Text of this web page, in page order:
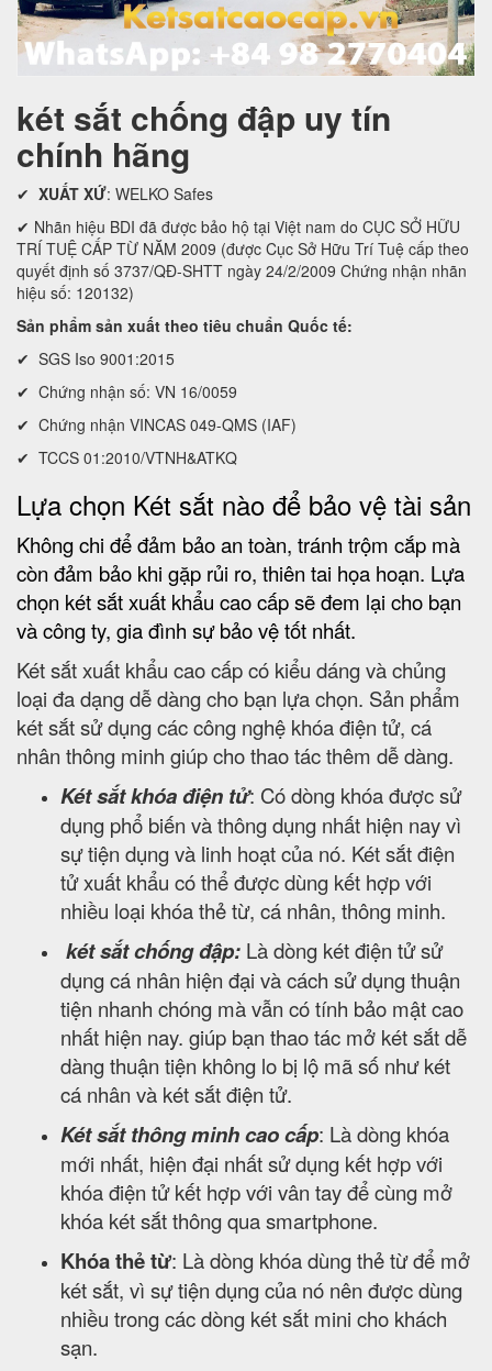
két sắt chống đập uy tín
chính hãng
✔ XUẤT XỨ: WELKO Safes
✔ Nhãn hiệu BDI đã được bảo hộ tại Việt nam do CỤC SỞ HỮU
TRÍ TUỆ CẤP TỪ NĂM 2009 (được Cục Sở Hữu Trí Tuệ cấp theo
quyết định số 3737/QĐ-SHTT ngày 24/2/2009 Chứng nhận nhãn
hiệu số: 120132)
Sản phẩm sản xuất theo tiêu chuẩn Quốc tế:
✔ SGS Iso 9001:2015
✔ Chứng nhận số: VN 16/0059
✔ Chứng nhận VINCAS 049-QMS (IAF)
✔ TCCS 01:2010/VTNH&ATKQ
Lựa chọn Két sắt nào để bảo vệ tài sản
Không chi để đảm bảo an toàn, tránh trộm cắp mà
còn đảm bảo khi gặp rủi ro, thiên tai họa hoạn. Lựa
chọn két sắt xuất khẩu cao cấp sẽ đem lại cho bạn
và công ty, gia đình sự bảo vệ tốt nhất.
Két sắt xuất khẩu cao cấp có kiểu dáng và chủng
loại đa dạng dễ dàng cho bạn lựa chọn. Sản phẩm
két sắt sử dụng các công nghệ khóa điện tử, cá
nhân thông minh giúp cho thao tác thêm dễ dàng.
Két sắt khóa điện tử: Có dòng khóa được sử
dụng phổ biến và thông dụng nhất hiện nay vì
sự tiện dụng và linh hoạt của nó. Két sắt điện
tử xuất khẩu có thể được dùng kết hợp với
nhiều loại khóa thẻ từ, cá nhân, thông minh.
két sắt chống đập: Là dòng két điện tử sử
dụng cá nhân hiện đại và cách sử dụng thuận
tiện nhanh chóng mà vẫn có tính bảo mật cao
nhất hiện nay. giúp bạn thao tác mở két sắt dễ
dàng thuận tiện không lo bị lộ mã số như két
cá nhân và két sắt điện tử.
Két sắt thông minh cao cấp: Là dòng khóa
mới nhất, hiện đại nhất sử dụng kết hợp với
khóa điện tử kết hợp với vân tay để cùng mở
khóa két sắt thông qua smartphone.
Khóa thẻ từ: Là dòng khóa dùng thẻ từ để mở
két sắt, vì sự tiện dụng của nó nên được dùng
nhiều trong các dòng két sắt mini cho khách
sạn.